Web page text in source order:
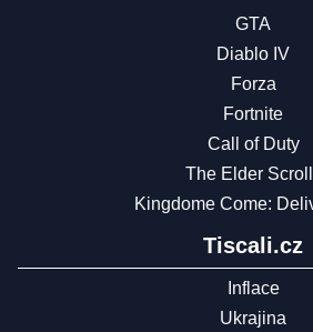
GTA
Diablo IV
Forza
Fortnite
Call of Duty
The Elder
Kingdome Come:
Tiscali.cz
Inflace
Ukrajina